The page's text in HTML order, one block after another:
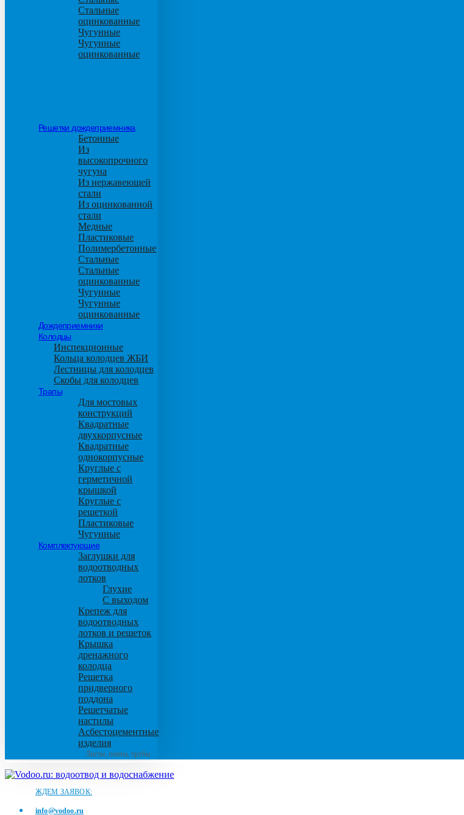
Стальные
оцинкованные
Чугунные
Чугунные
оцинкованные
Решетки дождеприемника
Бетонные
Из
высокопрочного
чугуна
Из нержавеющей
стали
Из оцинкованной
стали
Медные
Пластиковые
Полимербетонные
Стальные
Стальные
оцинкованные
Чугунные
Чугунные
оцинкованные
Дождеприемники
Колодцы
Инспекционные
Кольца колодцев ЖБИ
Лестницы для колодцев
Скобы для колодцев
Трапы
Для мостовых
конструкций
Квадратные
двухкорпусные
Квадратные
однокорпусные
Круглые с
герметичной
крышкой
Круглые с
решеткой
Пластиковые
Чугунные
Комплектующие
Заглушки для
водоотводных
лотков
Глухие
С выходом
Крепеж для
водоотводных
лотков и решеток
Крышка
дренажного
колодца
Решетка
придверного
поддона
Решетчатые
настилы
Асбестоцементные
изделия
Листы, плиты, трубы
ЖДЕМ ЗАЯВОК:
info@vodoo.ru